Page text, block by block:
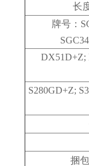
长
牌号：
DX51D+Z;
S280GD+Z;
捆